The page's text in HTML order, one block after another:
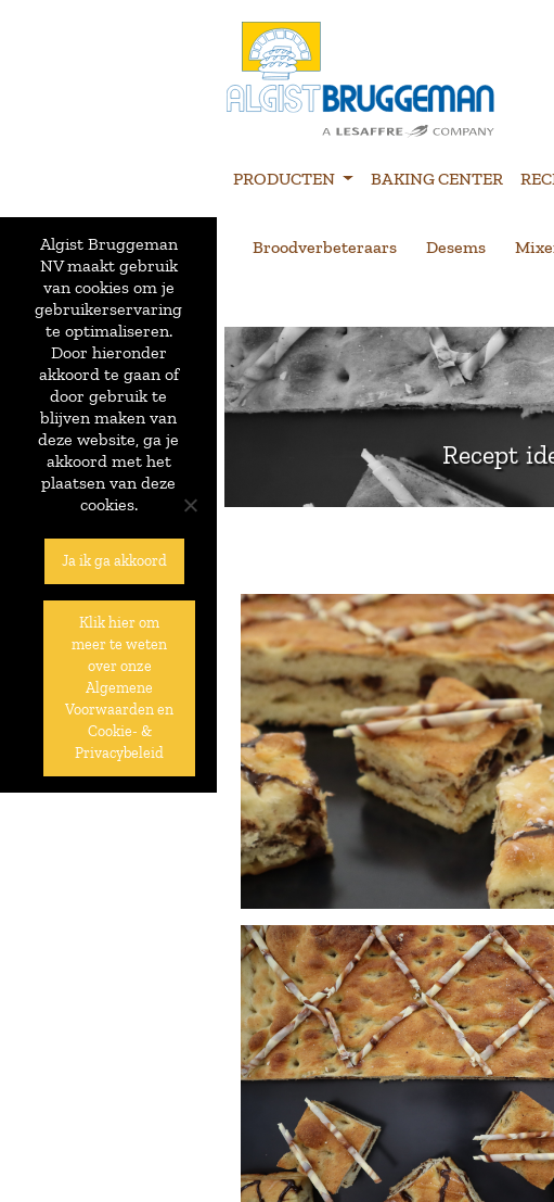
PRODUCTEN BAKING CENTER
Broodverbeteraars Desems
Recept
Algist Bruggeman
NV maakt gebruik
van cookies om je
gebruikerservaring
te optimaliseren.
Door hieronder
akkoord te gaan of
door gebruik te
blijven maken van
deze website, ga je
akkoord met het
plaatsen van deze
cookies.
Ja ik ga akkoord
Klik hier om
meer te weten
over onze
Algemene
Voorwaarden en
Cookie- &
Privacybeleid